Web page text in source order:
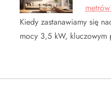
Kiedy zastanawiamy się
mocy 3,5 kW,